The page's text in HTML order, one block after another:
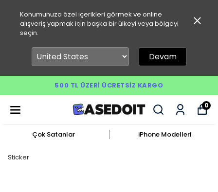
Konumunuza özel içerikleri görmek ve online
alışveriş yapmak için başka bir ülkeyi veya bölgeyi
seçin.
Devam
500 TL ÜZERI ÜCRETSIZ KARGO
0
Çok Satanlar iPhone Modelleri
Sticker